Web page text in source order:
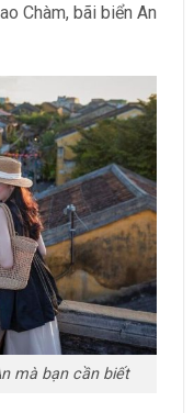
Chàm, bãi biển An
mà bạn cần biết